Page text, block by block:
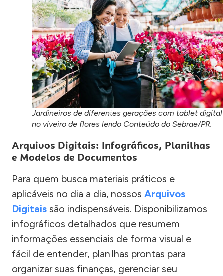
Jardineiros de diferentes gerações com tablet digital
no viveiro de flores lendo Conteúdo do Sebrae/PR.
Arquivos Digitais: Infográficos, Planilhas
e Modelos de Documentos
Para quem busca materiais práticos e
aplicáveis no dia a dia, nossos Arquivos
Digitais são indispensáveis. Disponibilizamos
infográficos detalhados que resumem
informações essenciais de forma visual e
fácil de entender, planilhas prontas para
organizar suas finanças, gerenciar seu